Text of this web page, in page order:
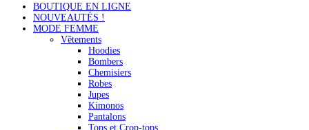
BOUTIQUE EN LIGNE
NOUVEAUTÉS !
MODE FEMME
Vêtements
Hoodies
Bombers
Chemisiers
Robes
Jupes
Kimonos
Pantalons
Tops et Crop-tops